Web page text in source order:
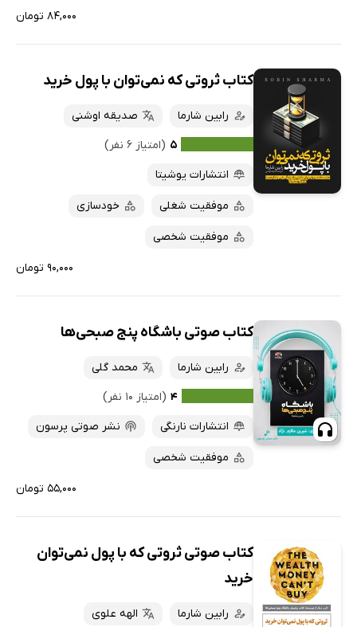
۸۴,۰۰۰ تومان
کتاب ثروتی که نمی‌توان با پول خرید
رابین شارما
صدیقه اوشنی
۵ (امتیاز ۶ نفر)
انتشارات یوشیتا
موفقیت شغلی خودسازی
موفقیت شخصی
۹۰,۰۰۰ تومان
کتاب صوتی باشگاه پنج صبحی‌ها
رابین شارما
محمد گلی
۴ (امتیاز ۱۰ نفر)
انتشارات نارنگی
نشر صوتی پرسون
موفقیت شخصی
۵۵,۰۰۰ تومان
کتاب صوتی ثروتی که با پول نمی‌توان
خرید
رابین شارما
الهه علوی